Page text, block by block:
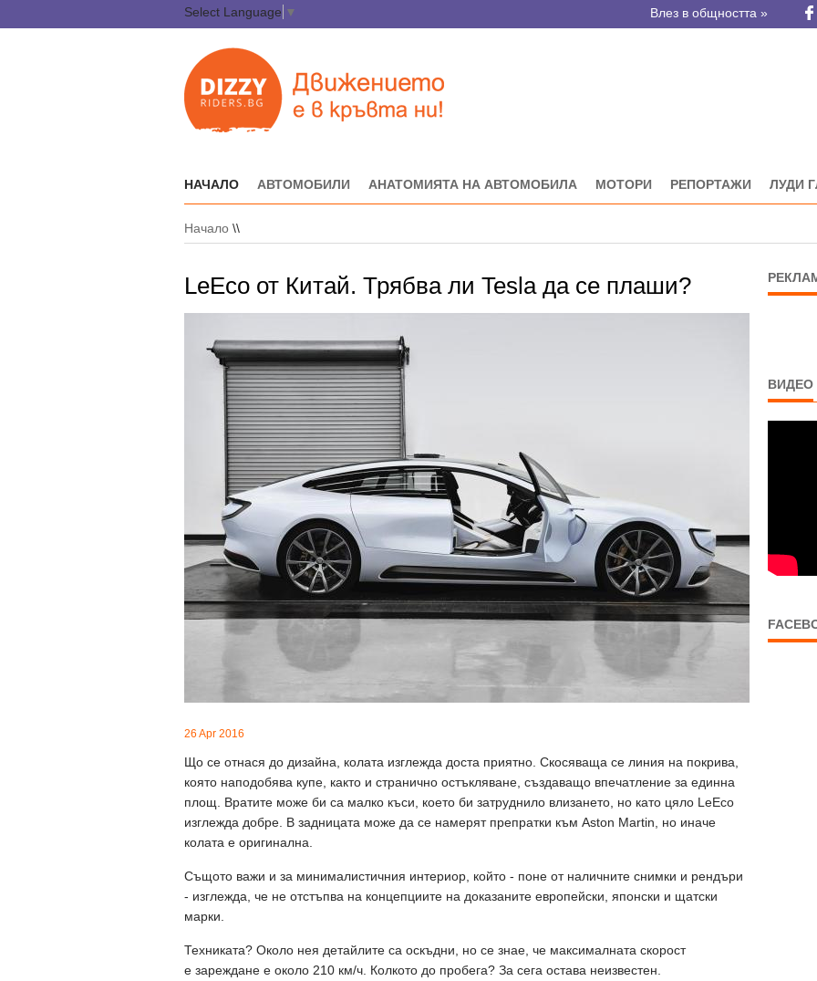
Select Language ▼ Влез в общността »
НАЧАЛО АВТОМОБИЛИ АНАТОМИЯТА НА АВТОМОБИЛА МОТОРИ РЕПОРТАЖИ ЛУДИ
Начало \\
LeEco от Китай. Трябва ли Tesla да се плаши?
26 Apr 2016
Що се отнася до дизайна, колата изглежда доста приятно. Скосяваща се линия на покрива,
която наподобява купе, както и странично остъкляване, създаващо впечатление за единна
площ. Вратите може би са малко къси, което би затруднило влизането, но като цяло LeEco
изглежда добре. В задницата може да се намерят препратки към Aston Martin, но иначе
колата е оригинална.
Същото важи и за минималистичния интериор, който - поне от наличните снимки и рендъри
- изглежда, че не отстъпва на концепциите на доказаните европейски, японски и щатски
марки.
Техниката? Около нея детайлите са оскъдни, но се знае, че максималната скорост
е зареждане е около 210 км/ч. Колкото до пробега? За сега остава неизвестен.
ВИДЕО